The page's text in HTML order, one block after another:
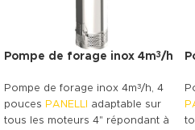
Pompe de forage inox 4m3/h
Pompe de forage inox 4m3/h, 4
pouces PANELLI
adaptable sur
tous les moteurs 4" répondant à